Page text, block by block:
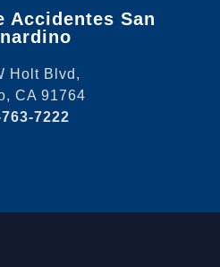
Accidentes San
Holt Blvd,
CA 91764
7222